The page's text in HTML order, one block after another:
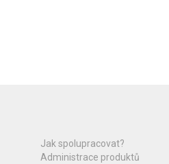
Jak spolupracovat?
Administrace produktů